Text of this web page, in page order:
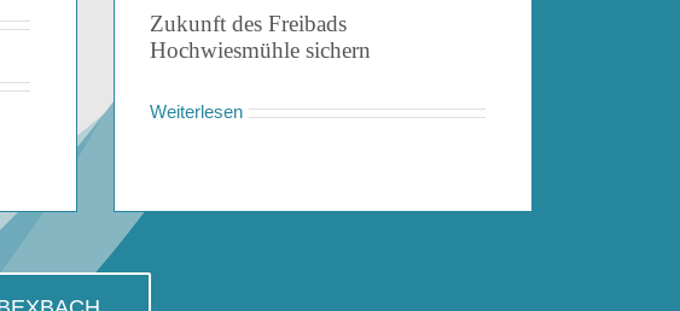
Zukunft des Freibads
Hochwiesmühle sichern
Weiterlesen